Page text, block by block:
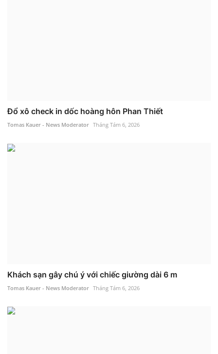
Đổ xô check in dốc hoàng hôn Phan Thiết
Tomas Kauer - News Moderator Tháng Tám 6, 2026
Khách sạn gây chú ý với chiếc giường dài 6 m
Tomas Kauer - News Moderator Tháng Tám 6, 2026